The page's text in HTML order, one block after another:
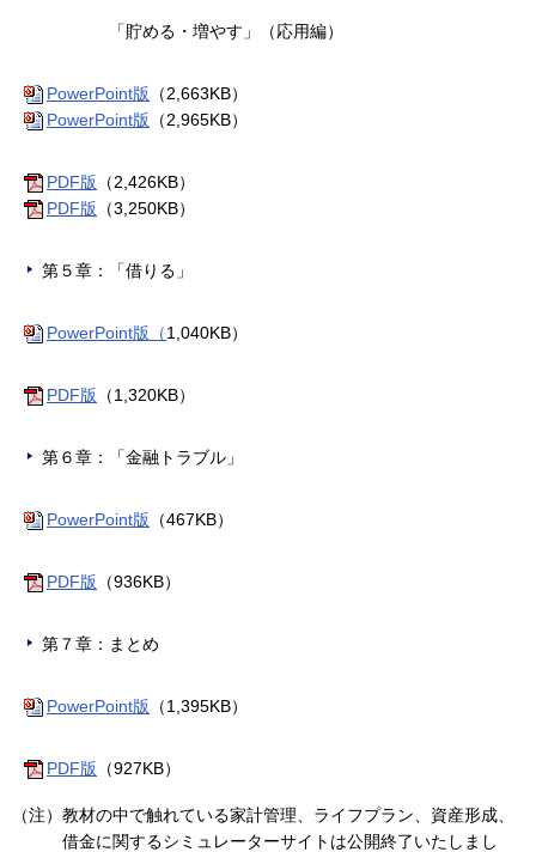
「貯める・増やす」（応用編）
PowerPoint版 （2,663KB）
PowerPoint版 （2,965KB）
PDF版 （2,426KB）
PDF版 （3,250KB）
第５章：「借りる」
PowerPoint版（1,040KB）
PDF版 （1,320KB）
第６章：「金融トラブル」
PowerPoint版 （467KB）
PDF版 （936KB）
第７章：まとめ
PowerPoint版 （1,395KB）
PDF版 （927KB）
（注）教材の中で触れている家計管理、ライフプラン、資産形成、
借金に関するシミュレーターサイトは公開終了いたしまし